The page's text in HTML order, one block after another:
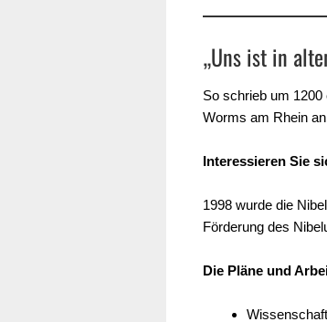
„Uns ist in
So schrieb um
Worms am Rhein
Interessieren Sie
1998 wurde die
Förderung des
Die Pläne und